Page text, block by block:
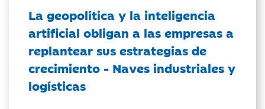
La geopolítica y la inteligencia
artificial obligan a las empresas a
replantear sus estrategias de
crecimiento - Naves industriales y
logísticas